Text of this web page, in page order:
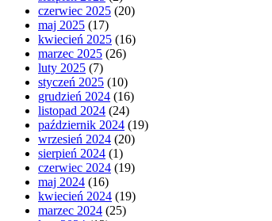
czerwiec 2025 (20)
maj 2025 (17)
kwiecień 2025 (16)
marzec 2025 (26)
luty 2025 (7)
styczeń 2025 (10)
grudzień 2024 (16)
listopad 2024 (24)
październik 2024 (19)
wrzesień 2024 (20)
sierpień 2024 (1)
czerwiec 2024 (19)
maj 2024 (16)
kwiecień 2024 (19)
marzec 2024 (25)